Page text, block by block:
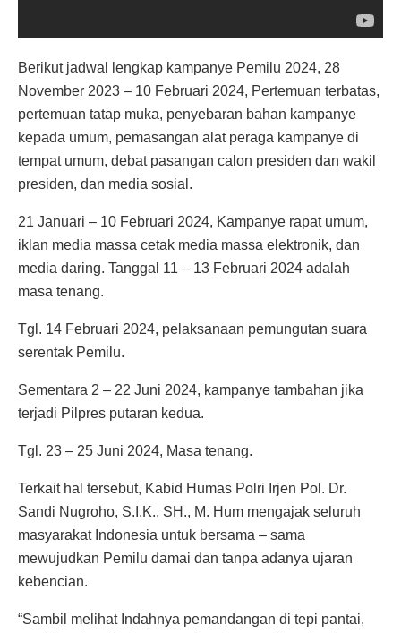
Berikut jadwal lengkap kampanye Pemilu 2024, 28
November 2023 – 10 Februari 2024, Pertemuan terbatas,
pertemuan tatap muka, penyebaran bahan kampanye
kepada umum, pemasangan alat peraga kampanye di
tempat umum, debat pasangan calon presiden dan wakil
presiden, dan media sosial.
21 Januari – 10 Februari 2024, Kampanye rapat umum,
iklan media massa cetak media massa elektronik, dan
media daring. Tanggal 11 – 13 Februari 2024 adalah
masa tenang.
Tgl. 14 Februari 2024, pelaksanaan pemungutan suara
serentak Pemilu.
Sementara 2 – 22 Juni 2024, kampanye tambahan jika
terjadi Pilpres putaran kedua.
Tgl. 23 – 25 Juni 2024, Masa tenang.
Terkait hal tersebut, Kabid Humas Polri Irjen Pol. Dr.
Sandi Nugroho, S.I.K., SH., M. Hum mengajak seluruh
masyarakat Indonesia untuk bersama – sama
mewujudkan Pemilu damai dan tanpa adanya ujaran
kebencian.
“Sambil melihat Indahnya pemandangan di tepi pantai,